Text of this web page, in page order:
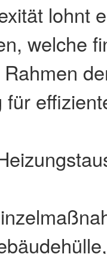
lohnt
welche